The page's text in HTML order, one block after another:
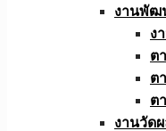
งานพัฒ
ง
ต
ต
ต
งานวัดผ